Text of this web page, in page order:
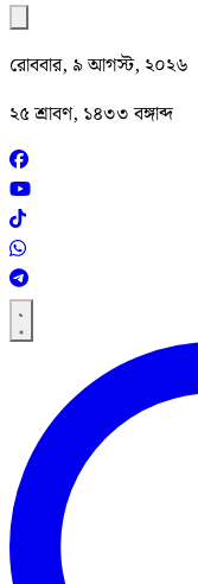
রোববার, ৯ আগস্ট, ২০২৬
২৫ শ্রাবণ, ১৪৩৩ বঙ্গাব্দ